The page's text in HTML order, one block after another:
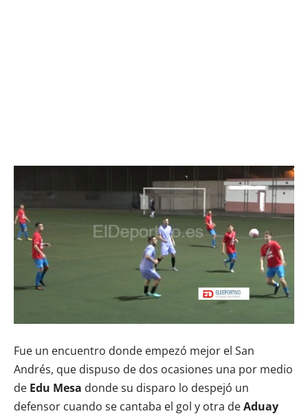
Fue un encuentro donde empezó mejor el San
Andrés, que dispuso de dos ocasiones una por medio
de Edu Mesa donde su disparo lo despejó un
defensor cuando se cantaba el gol y otra deAduay